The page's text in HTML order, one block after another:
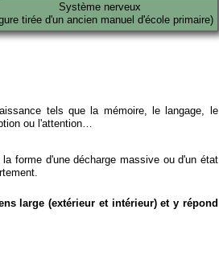
Système nerveux
tirée d'un ancien manuel d'école primaire)
tels que la mémoire, le langage, le
ou l'attention…
forme d'une décharge massive ou d'un état
large (extérieur et intérieur) et y répond